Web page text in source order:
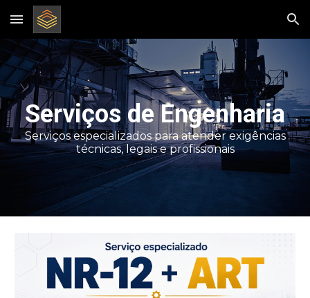
Skip to main content Skip to navigation
Serviços de Engenharia
Serviços especializados para atender exigências
técnicas, legais e profissionais